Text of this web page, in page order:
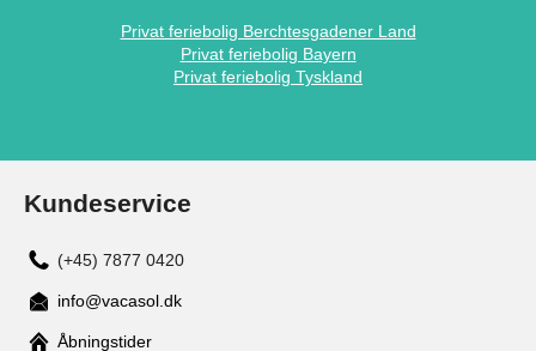
Privat feriebolig Berchtesgadener Land
Privat feriebolig Bayern
Privat feriebolig Tyskland
Kundeservice
(+45) 7877 0420
info@vacasol.dk
Åbningstider